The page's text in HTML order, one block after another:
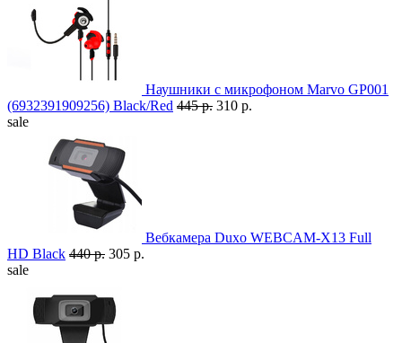
Наушники с микрофоном Marvo GP001
(6932391909256) Black/Red 445 р. 310 р.
sale
Вебкамера Duxo WEBCAM-X13 Full
HD Black 440 р. 305 р.
sale